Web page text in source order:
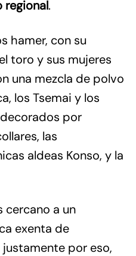
regional.
hamer, con su
toro y sus mujeres
una mezcla de polvo
los Tsemai y los
por
las
aldeas Konso, y la
cercano a un
exenta de
por eso,